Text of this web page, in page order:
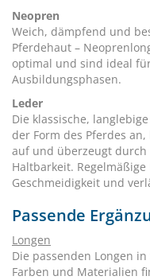
Neopren
Weich, dämpfend und
Pferdehaut –
optimal und sind ideal
Ausbildungsphasen.
Leder
Die klassische,
der Form des Pferdes
auf und überzeugt
Haltbarkeit.
Geschmeidigkeit und
Passende
Longen
Die passenden Longen
Farben und Materialien